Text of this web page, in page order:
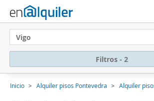
Vigo
Filtros - 2
Inicio Alquiler pisos Pontevedra Alquiler